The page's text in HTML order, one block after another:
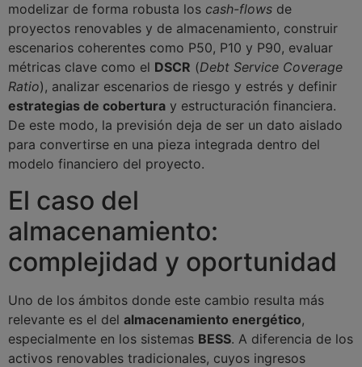
modelizar de forma robusta los cash-flows de
proyectos renovables y de almacenamiento, construir
escenarios coherentes como P50, P10 y P90, evaluar
métricas clave como el DSCR (Debt Service Coverage
Ratio), analizar escenarios de riesgo y estrés y definir
estrategias de cobertura y estructuración financiera.
De este modo, la previsión deja de ser un dato aislado
para convertirse en una pieza integrada dentro del
modelo financiero del proyecto.
El caso del
almacenamiento:
complejidad y oportunidad
Uno de los ámbitos donde este cambio resulta más
relevante es el del almacenamiento energético,
especialmente en los sistemas BESS. A diferencia de los
activos renovables tradicionales, cuyos ingresos